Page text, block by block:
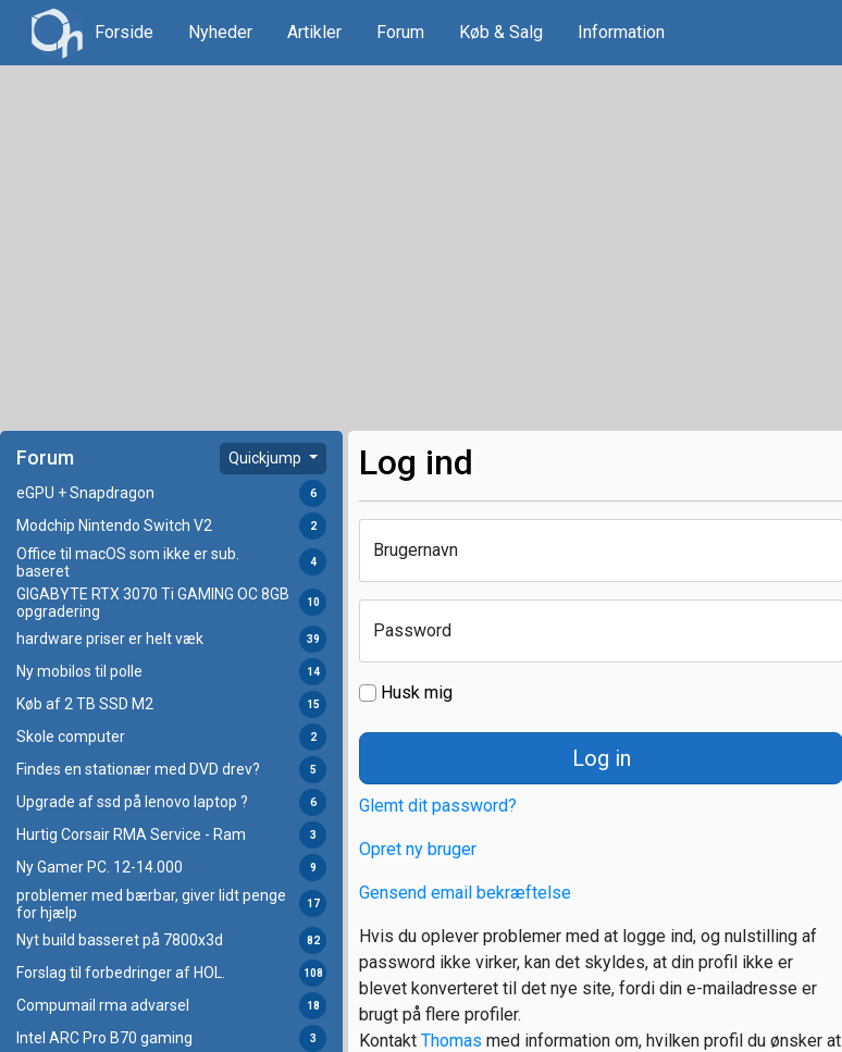
Forside Nyheder Artikler Forum Køb & Salg Information
Forum Quickjump
eGPU + Snapdragon 6
Modchip Nintendo Switch V2 2
Office til macOS som ikke er sub.
baseret
4
GIGABYTE RTX 3070 Ti GAMING OC 8GB
opgradering
10
hardware priser er helt væk 39
Ny mobilos til polle 14
Køb af 2 TB SSD M2 15
Skole computer 2
Findes en stationær med DVD drev? 5
Upgrade af ssd på lenovo laptop ? 6
Hurtig Corsair RMA Service - Ram 3
Ny Gamer PC. 12-14.000 9
problemer med bærbar, giver lidt penge
for hjælp
17
Nyt build basseret på 7800x3d 82
Forslag til forbedringer af HOL. 108
Compumail rma advarsel 18
Intel ARC Pro B70 gaming 3
Log ind
Brugernavn
Password
Husk mig
Log in
Glemt dit password?
Opret ny bruger
Gensend email bekræftelse
Hvis du oplever problemer med at logge ind, og nulstilling af
password ikke virker, kan det skyldes, at din profil ikke er
blevet konverteret til det nye site, fordi din e-mailadresse er
brugt på flere profiler.
Kontakt Thomas med information om, hvilken profil du ønsker at